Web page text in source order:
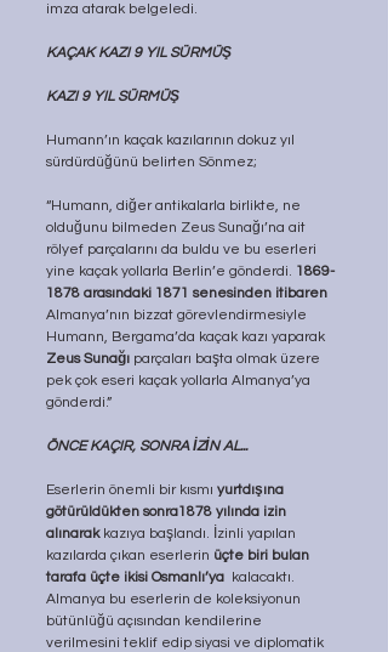
imza atarak belgeledi.
KAÇAK KAZI 9 YIL SÜRMÜŞ
KAZI 9 YIL SÜRMÜŞ
Humann’ın kaçak kazılarının dokuz yıl
sürdürdüğünü belirten Sönmez;
“Humann, diğer antikalarla birlikte, ne
olduğunu bilmeden Zeus Sunağı’na ait
rölyef parçalarını da buldu ve bu eserleri
yine kaçak yollarla Berlin’e gönderdi. 1869-
1878 arasındaki 1871 senesinden itibaren
Almanya’nın bizzat görevlendirmesiyle
Humann, Bergama’da kaçak kazı yaparak
Zeus Sunağı parçaları başta olmak üzere
pek çok eseri kaçak yollarla Almanya’ya
gönderdi.”
ÖNCE KAÇIR, SONRA İZİN AL...
Eserlerin önemli bir kısmı yurtdışına
götürüldükten sonra1878 yılında izin
alınarak kazıya başlandı. İzinli yapılan
kazılarda çıkan eserlerin üçte biri bulan
tarafa üçte ikisi Osmanlı’ya
  kalacaktı.
Almanya bu eserlerin de koleksiyonun
bütünlüğü açısından kendilerine
verilmesini teklif edip siyasi ve diplomatik